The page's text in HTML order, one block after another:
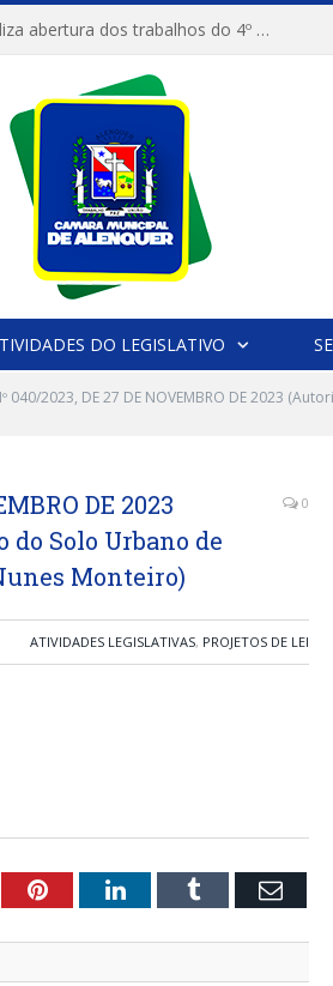
Câmara Municipal de Alenquer realiza abertura dos trabalhos do 4º Período Legislativo
DO LEGISLATIVO
Nº 040/2023, DE 27 DE NOVEMBRO DE 2023
DE 2023
Solo Urbano de
Monteiro)
0
ATIVIDADES LEGISLATIVAS, PROJETOS DE LEI
PinterestLinkedInTumblr Email